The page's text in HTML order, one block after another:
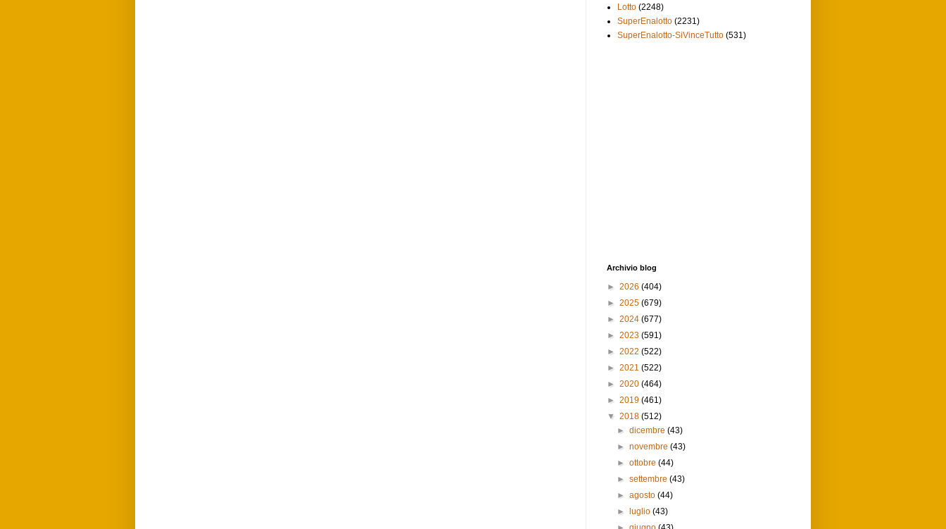
Lotto (2248)
SuperEnalotto (2231)
SuperEnalotto-SiVinceTutto (531)
Archivio blog
► 2026 (404)
► 2025 (679)
► 2024 (677)
► 2023 (591)
► 2022 (522)
► 2021 (522)
► 2020 (464)
► 2019 (461)
▼ 2018 (512)
►dicembre(43)
►novembre(43)
►ottobre(44)
►settembre(43)
►agosto(44)
►
luglio(43)